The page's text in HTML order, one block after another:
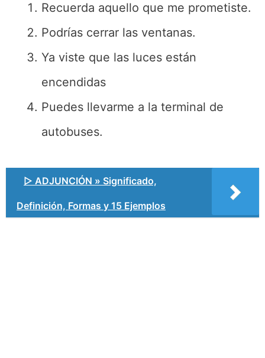
Recuerda aquello que me prometiste.
Podrías cerrar las ventanas.
Ya viste que las luces están
encendidas
Puedes llevarme a la terminal de
autobuses.
▷ ADJUNCIÓN » Significado,
Definición, Formas y 15 Ejemplos